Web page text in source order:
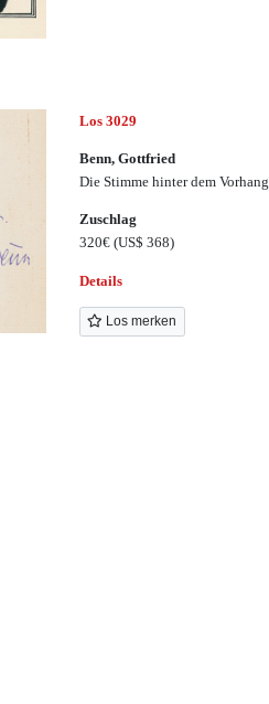
Los 3029
Benn, Gottfried
Die Stimme hinter dem Vorhang
Zuschlag
320€ (US$ 368)
Details
Los merken